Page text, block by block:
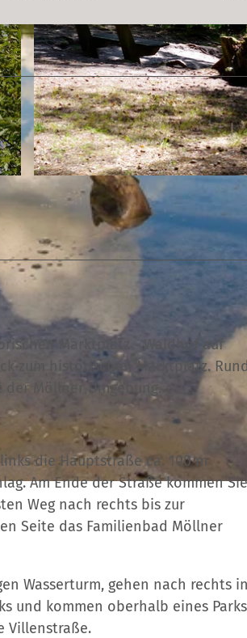
© Johannes Richter |CC-BY-SA
Marktplatz - Waldhof auf
zum historischen Marktplatz. Rund
Möllner Umgebung.
die Hauptstraße ca. 100 m
Am Ende der Straße kommen Sie
Weg nach rechts bis zur
Seite das Familienbad Möllner
Wasserturm, gehen nach rechts in
und kommen oberhalb eines Parks
Villenstraße.